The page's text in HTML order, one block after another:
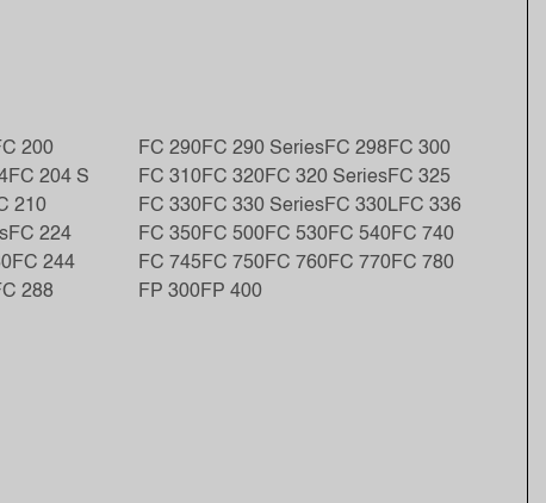
200
FC 204 S
210
FC 224
FC 244
288
FC 290FC 290 SeriesFC 298 FC 300
FC 310FC 320FC 320 SeriesFC 325
FC 330FC 330 SeriesFC 330LFC 336
FC 350FC 500FC 530FC 540FC 740
FC 745FC 750FC 760FC 770FC 780
FP 300FP 400